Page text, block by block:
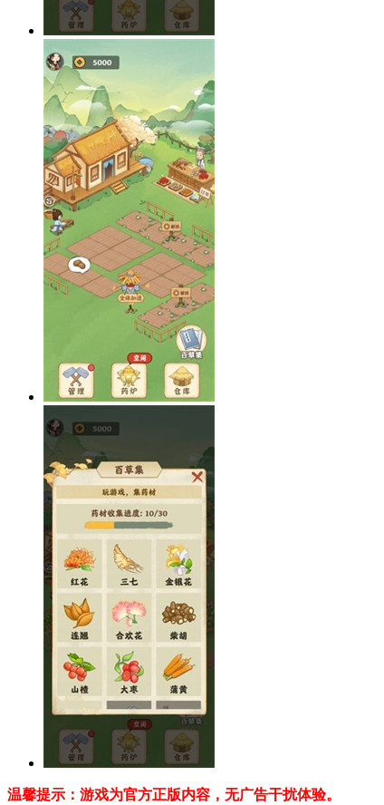
温馨提示：游戏为官方正版内容，无广告干扰体验。